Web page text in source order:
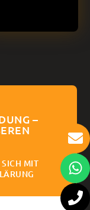
–
MIT